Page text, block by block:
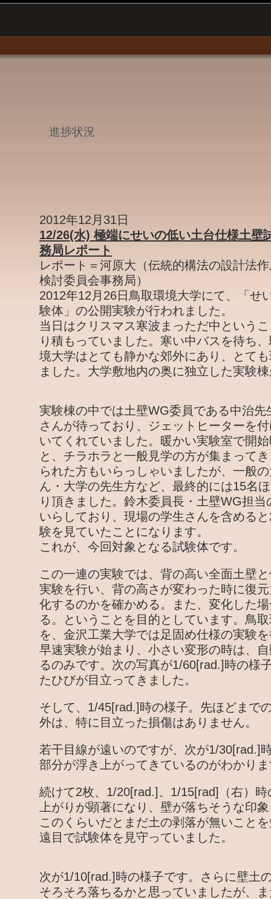
進捗状況
2012年12月31日
12/26(水) 極端にせいの低い土台仕様土壁
務局レポート
レポート＝河原大（伝統的構法の設計法
検討委員会事務局）
2012年12月26日鳥取環境大学にて、「せ
験体」の公開実験が行われました。
当日はクリスマス寒波まっただ中という
り積もっていました。寒い中バスを待ち
境大学はとても静かな郊外にあり、とて
ました。大学敷地内の奥に独立した実験
実験棟の中では土壁WG委員である中治
さんが待っており、ジェットヒーターを
いてくれていました。暖かい実験室で開
と、チラホラと一般見学の方が集まって
られた方もいらっしゃいましたが、一般
ん・大学の先生方など、最終的には15名
り頂きました。鈴木委員長・土壁WG担
いらしており、現場の学生さんを含める
験を見ていたことになります。
これが、今回対象となる試験体です。
この一連の実験では、背の高い全面土壁
実験を行い、背の高さが変わった時に復
化するのかを確かめる。また、変化した
る。ということを目的としています。鳥
を、金沢工業大学では足固め仕様の実験
早速実験が始まり、小さい変形の時は、
るのみです。次の写真が1/60[rad.]時の様
たひびが目立ってきました。
そして、1/45[rad.]時の様子。先ほどまで
外は、特に目立った損傷はありません。
若干目線が遠いのですが、次が1/30[rad.]
部分が浮き上がってきているのがわかり
続けて2枚、1/20[rad.]、1/15[rad]（右）
上がりが顕著になり、壁が落ちそうな印
このくらいだとまだ土の剥落が無いこと
遠目で試験体を見守っていました。
次が1/10[rad.]時の様子です。さらに壁土
そろそろ落ちるかと思っていましたが、